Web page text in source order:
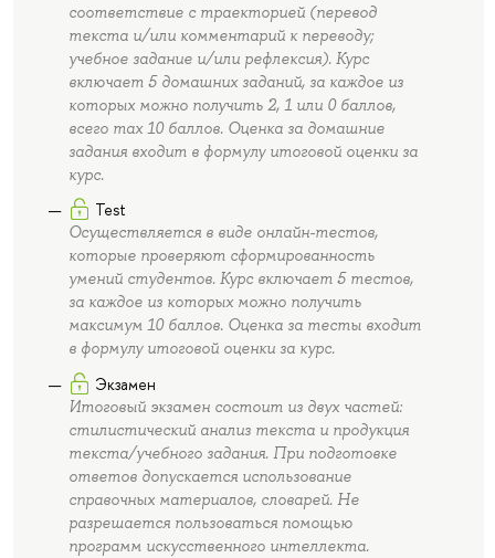
соответствие с траекторией (перевод
текста и/или комментарий к переводу;
учебное задание и/или рефлексия). Курс
включает 5 домашних заданий, за каждое из
которых можно получить 2, 1 или 0 баллов,
всего max 10 баллов. Оценка за домашние
задания входит в формулу итоговой оценки за
курс.
Test
Осуществляется в виде онлайн-тестов,
которые проверяют сформированность
умений студентов. Курс включает 5 тестов,
за каждое из которых можно получить
максимум 10 баллов. Оценка за тесты входит
в формулу итоговой оценки за курс.
Экзамен
Итоговый экзамен состоит из двух частей:
стилистический анализ текста и продукция
текста/учебного задания. При подготовке
ответов допускается использование
справочных материалов, словарей. Не
разрешается пользоваться помощью
программ искусственного интеллекта.